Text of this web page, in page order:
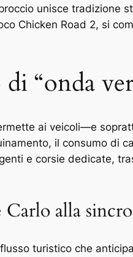
unisce tradizione
Chicken Road 2, si
“onda
ai veicoli—e
il consumo di
e corsie dedicate,
alla
turistico che